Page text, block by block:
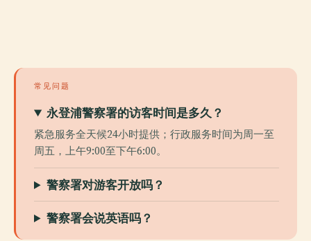
常见问题
永登浦警察署的访客时间是多久？
紧急服务全天候24小时提供；行政服务时间为周一至
周五，上午9:00至下午6:00。
警察署对游客开放吗？
警察署会说英语吗？